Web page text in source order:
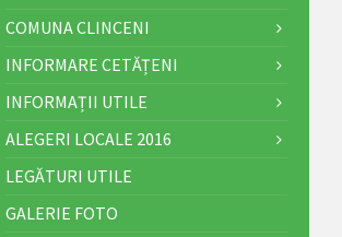
COMUNA CLINCENI
INFORMARE CETĂȚENI
INFORMAȚII UTILE
ALEGERI LOCALE 2016
LEGĂTURI UTILE
GALERIE FOTO